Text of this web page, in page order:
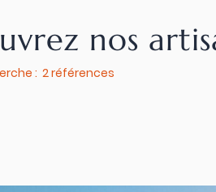
nos
: 2 références